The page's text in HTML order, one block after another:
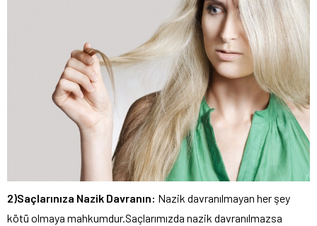
2)Saçlarınıza Nazik Davranın: Nazik davranılmayan her şey
kötü olmaya mahkumdur.Saçlarımızda nazik davranılmazsa